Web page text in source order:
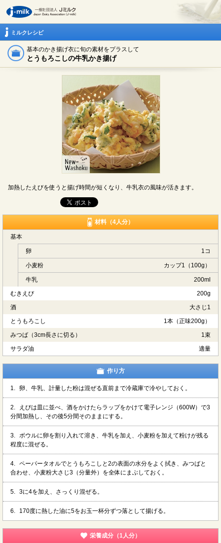
ミルクレシピ
基本のかき揚げ衣に旬の素材をプラスして
とうもろこしの牛乳かき揚げ
加熱したえびを使うと揚げ時間が短くなり、牛乳衣の風味が活きます。
材料（4人分）
基本
卵 1コ
小麦粉 カップ1（100g）
牛乳
200ml
むきえび
200g
酒
大さじ1
とうもろこし
1本（正味200g）
みつば（3cm長さに切る）
1束
サラダ油
適量
作り方
1. 卵、牛乳、計量した粉は混ぜる直前まで冷蔵庫で冷やしておく。
2.
えびは皿に並べ、酒をかけたらラップをかけて電子レンジ（600W）で3
分間加熱し、その後5分間そのままにする。
3. ボウルに卵を割り入れて溶き、牛乳を加え、小麦粉を加えて粉けが残る
程度に混ぜる。
4. ペーパータオルでとうもろこしと2の表面の水分をよく拭き、みつばと
合わせ、小麦粉大さじ3（分量外）を全体にまぶしておく。
5. 3に4を加え、さっくり混ぜる。
6. 170度に熱した油に5をお玉一杯分ずつ落として揚げる。
栄養成分（1人分）